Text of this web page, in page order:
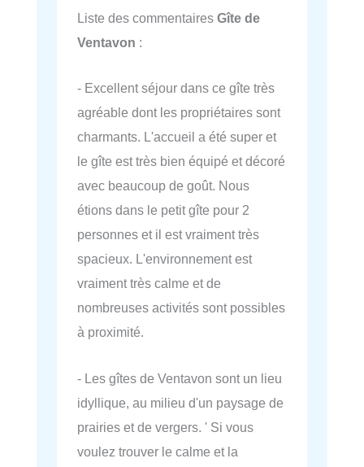
Liste des commentaires Gîte de
Ventavon :
- Excellent séjour dans ce gîte très
agréable dont les propriétaires sont
charmants. L'accueil a été super et
le gîte est très bien équipé et décoré
avec beaucoup de goût. Nous
étions dans le petit gîte pour 2
personnes et il est vraiment très
spacieux. L'environnement est
vraiment très calme et de
nombreuses activités sont possibles
à proximité.
- Les gîtes de Ventavon sont un lieu
idyllique, au milieu d'un paysage de
prairies et de vergers. ' Si vous
voulez trouver le calme et la